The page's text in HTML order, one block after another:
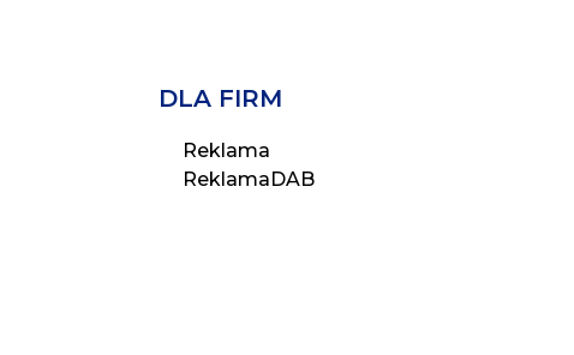
DLA FIRM
Reklama
ReklamaDAB